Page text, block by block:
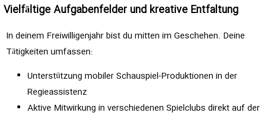
Vielfältige Aufgabenfelder und kreative Entfaltung
In deinem Freiwilligenjahr bist du mitten im Geschehen. Deine
Tätigkeiten umfassen:
Unterstützung mobiler Schauspiel-Produktionen in der
Regieassistenz
Aktive Mitwirkung in verschiedenen Spielclubs direkt auf der